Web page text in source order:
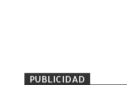
PUBLICIDAD